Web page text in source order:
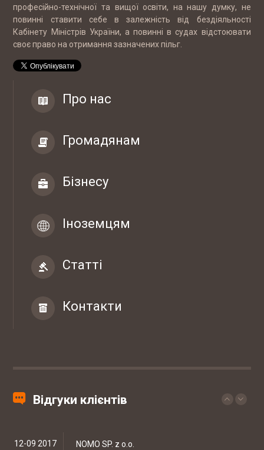
професійно-технічної та вищої освіти, на нашу думку, не
повинні ставити себе в залежність від бездіяльності
Кабінету Міністрів України, а повинні в судах відстоювати
своє право на отримання зазначених пільг.
Про нас
Громадянам
Бізнесу
Іноземцям
Статті
Контакти
Відгуки клієнтів
PARTS
10-05 2017 ТОВ "РЕЙДЖ ЕНЕРДЖІ"
03-03 2017
Гуртівня ветеринарних препаратів ТОВ
12-09 2017 NOMO SP. z o.o.
законодавства можуть знизити